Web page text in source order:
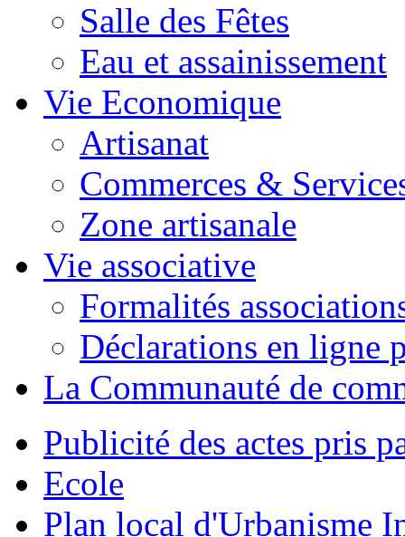
Salle des Fêtes
Eau et assainissement
Vie Economique
Artisanat
Commerces &
Zone artisanale
Vie associative
Formalités
Déclarations en ligne
La Communauté de
Publicité des actes pris
Ecole
Plan local d'Urbanisme